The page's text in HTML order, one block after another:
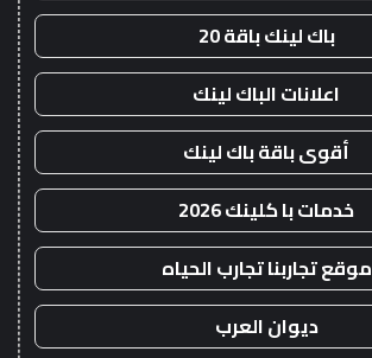
باك لينك باقة 20
اعلانات الباك لينك
أقوى باقة باك لينك
خدمات با كلينك 2026
موقع تجاربنا تجارب الحياه
ديوان العرب